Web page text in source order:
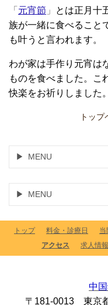
「 元宵節 」
とは正月十
族が一緒に食べること
も叶うと言われます。
わが家は手作り元宵は
ものを食べました。こ
快楽をお祈りしました。
トップ
MENU
MENU
トップ 料金・診療日 当
アクセス
求人情報
中
〒181-0013 東京